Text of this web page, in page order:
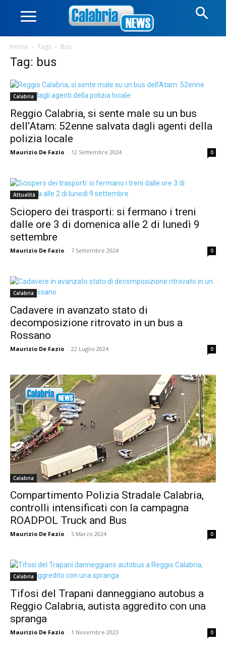
Home Tags Bus
Tag: bus
Calabria
Reggio Calabria, si sente male su un bus
dell’Atam: 52enne salvata dagli agenti della
polizia locale
Maurizio De Fazio - 12 Settembre 2024 0
Attualità
Sciopero dei trasporti: si fermano i treni
dalle ore 3 di domenica alle 2 di lunedì 9
settembre
Maurizio De Fazio - 7 Settembre 2024 0
Calabria
Cadavere in avanzato stato di
decomposizione ritrovato in un bus a
Rossano
Maurizio De Fazio - 22 Luglio 2024 0
Calabria
Compartimento Polizia Stradale Calabria,
controlli intensificati con la campagna
ROADPOL Truck and Bus
Maurizio De Fazio - 5 Marzo 2024 0
Calabria
Tifosi del Trapani danneggiano autobus a
Reggio Calabria, autista aggredito con una
spranga
Maurizio De Fazio - 1 Novembre 2023 0